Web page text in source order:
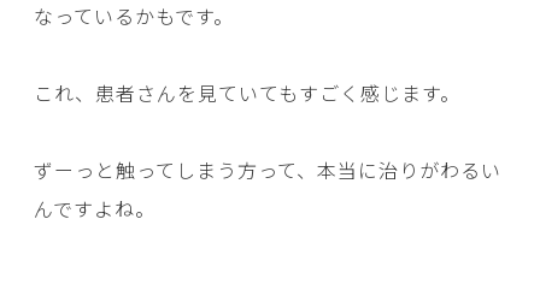
なっているかもです。
これ、患者さんを見ていてもすごく感じます。
ずーっと触ってしまう方って、本当に治りがわるい
んですよね。